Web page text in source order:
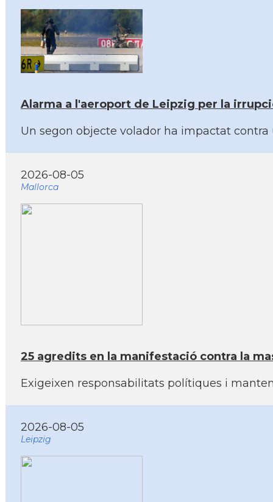
Alarma a l'aeroport de Leipzig per la
Un segon objecte volador ha impactat
2026-08-05
Mallorca
25 agredits en la manifestació contra la
Exigeixen responsabilitats polítiques i
2026-08-05
Leipzig